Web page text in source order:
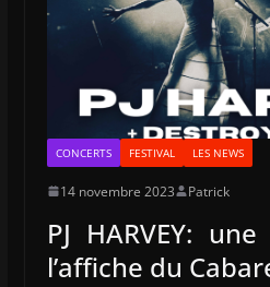
CONCERTS FESTIVAL LES NEWS
14 novembre 2023 Patrick
PJ HARVEY:
l’affiche du